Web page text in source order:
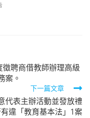
聘商借教師辦理高級
案。
下一篇文章
代表主辦活動並發放禮
違「教育基本法」1案